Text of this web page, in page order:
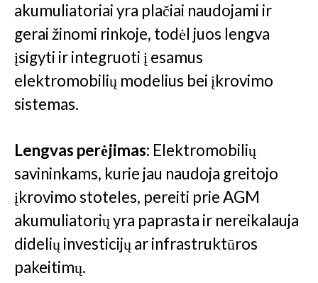
akumuliatoriai yra plačiai naudojami ir
gerai žinomi rinkoje, todėl juos lengva
įsigyti ir integruoti į esamus
elektromobilių modelius bei įkrovimo
sistemas.
Lengvas perėjimas: Elektromobilių
savininkams, kurie jau naudoja greitojo
įkrovimo stoteles, pereiti prie AGM
akumuliatorių yra paprasta ir nereikalauja
didelių investicijų ar infrastruktūros
pakeitimų.